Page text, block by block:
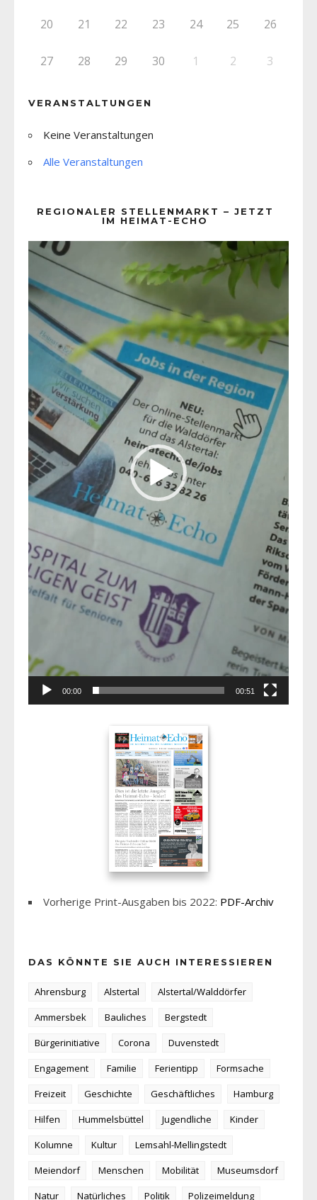
20 21 22 23 24 25 26
27 28 29 30 1 2 3
VERANSTALTUNGEN
Keine Veranstaltungen
Alle Veranstaltungen
REGIONALER STELLENMARKT – JETZT
IM HEIMAT-ECHO
Player
00:00 00:51
Vorherige Print-Ausgaben bis 2022: PDF-Archiv
DAS KÖNNTE SIE AUCH INTERESSIEREN
Ahrensburg Alstertal
Alstertal/Walddörfer
Ammersbek
Bauliches
Bergstedt
Bürgerinitiative
Corona
Duvenstedt
Engagement
Familie Ferientipp
Formsache
Freizeit
Geschichte Geschäftliches
Hamburg
Hilfen
Hummelsbüttel Jugendliche
Kinder
Kolumne
Kultur
Lemsahl-Mellingstedt
Meiendorf
Menschen Mobilität
Museumsdorf
Natur
Natürliches Politik
Polizeimeldung